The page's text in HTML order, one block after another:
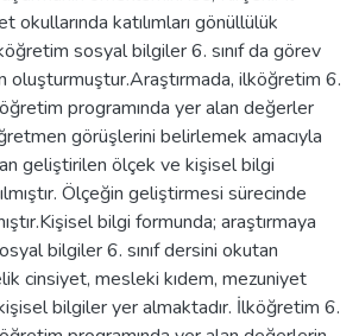
okullarında katılımları gönüllülük
sosyal bilgiler 6. sınıf da görev
oluşturmuştur.Araştırmada, ilköğretim 6.
programında yer alan değerler
görüşlerini belirlemek amacıyla
geliştirilen ölçek ve kişisel bilgi
Ölçeğin geliştirmesi sürecinde
bilgi formunda; araştırmaya
bilgiler 6. sınıf dersini okutan
cinsiyet, mesleki kıdem, mezuniyet
bilgiler yer almaktadır. İlköğretim 6.